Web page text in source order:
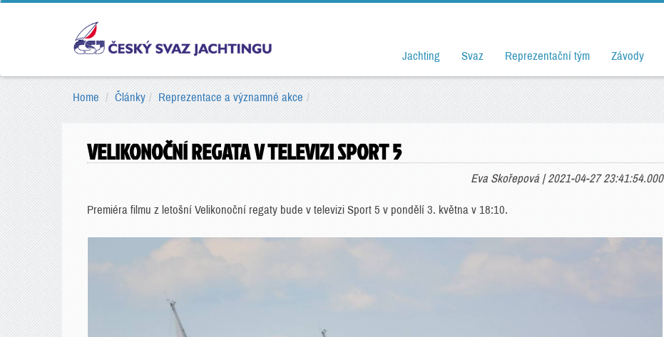
Jachting Svaz Reprezentační tým Závody
Home Články Reprezentace a významné akce
VELIKONOČNÍ REGATA V TELEVIZI SPORT 5
Eva Skořepová | 2021-04-27 23:41:54.000
Premiéra filmu z letošní Velikonoční regaty bude v televizi Sport 5 v pondělí 3. května v 18:10.